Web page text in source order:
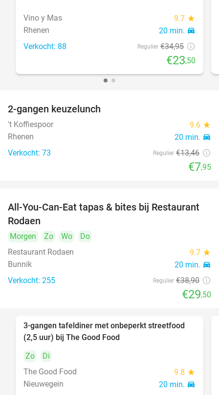
Vino y Mas 9.7 star
Rhenen 20 min. directions_car
Verkocht: 88 Regulier €34,95
€23,50
2-gangen keuzelunch
't Koffiespoor 9.6 star
Rhenen 20 min. directions_car
Verkocht: 73 Regulier €13,46
€7,95
24%
All-You-Can-Eat tapas & bites bij Restaurant
Rodaen
Morgen Zo Wo
Do
Restaurant Rodaen
9.7 star
Bunnik 20 min. directions_car
Verkocht: 255 Regulier €38,90
€29,50
51%
3-gangen tafeldiner met onbeperkt streetfood
(2,5 uur) bij The Good Food
Zo
Di
The Good Food
9.8 star
Nieuwegein 20 min. directions_car